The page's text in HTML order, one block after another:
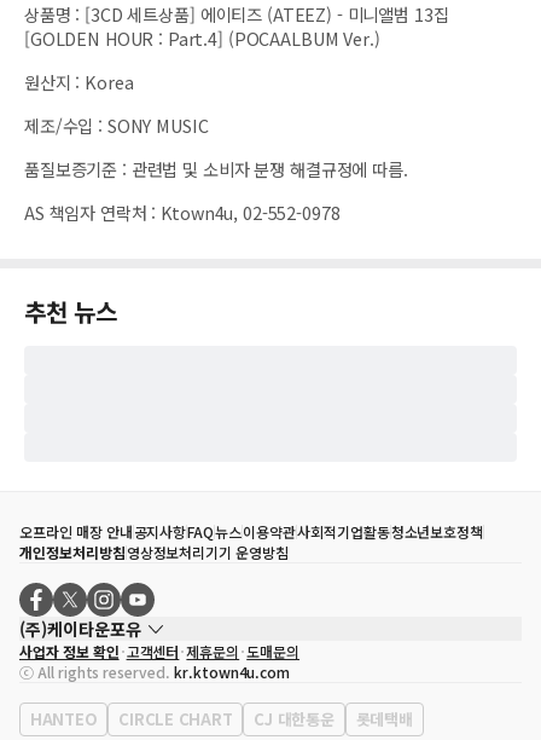
상품명 : [3CD 세트상품] 에이티즈 (ATEEZ) - 미니앨범 13집
[GOLDEN HOUR : Part.4] (POCAALBUM Ver.)
원산지 : Korea
제조/수입 : SONY MUSIC
품질보증기준 : 관련법 및 소비자 분쟁 해결규정에 따름.
AS 책임자 연락처 : Ktown4u, 02-552-0978
추천 뉴스
오프라인 매장 안내공지사항FAQ뉴스이용약관사회적기업활동청소년보호정책
개인정보처리방침영상정보처리기기 운영방침
(주)케이타운포유
대표자
송효민
사업자등록번호
120-87-71116
통신판매업 신고번호 제2011-서울강남-02223
대표전화
02-552-9855
사업자 정보 확인 고객센터 제휴문의 도매문의
ⓒ All rights reserved. kr.ktown4u.com
HANTEO CIRCLE CHART CJ 대한통운 롯데택배